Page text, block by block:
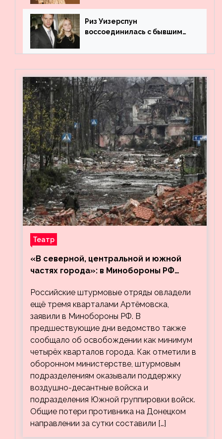
Риз Уизерспун
воссоединилась с бывшим
Театр
«В северной, центральной и южной
частях города»: в Минобороны РФ
кварталов Артёмовска
Российские штурмовые отряды овладели
ещё тремя кварталами Артёмовска,
заявили в Минобороны РФ. В
предшествующие дни ведомство также
сообщало об освобождении как минимум
четырёх кварталов города. Как отметили в
оборонном министерстве, штурмовым
подразделениям оказывали поддержку
воздушно-десантные войска и
подразделения Южной группировки войск.
Общие потери противника на Донецком
направлении за сутки составили […]